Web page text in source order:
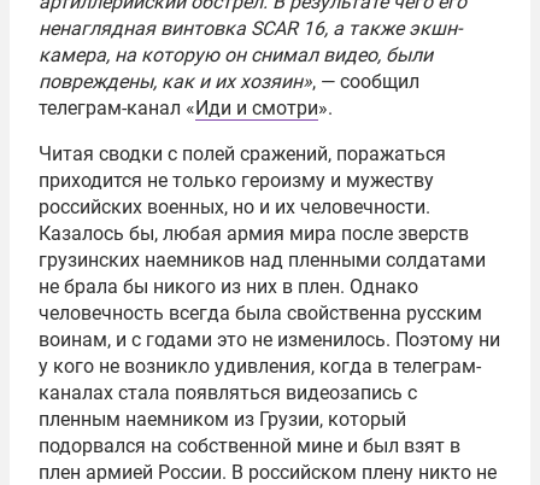
ненаглядная винтовка SCAR 16, а также экшн-
камера, на которую он снимал видео, были
повреждены, как и их хозяин», — сообщил
телеграм-канал «Иди и смотри».
Читая сводки с полей сражений, поражаться
приходится не только героизму и мужеству
российских военных, но и их человечности.
Казалось бы, любая армия мира после зверств
грузинских наемников над пленными солдатами
не брала бы никого из них в плен. Однако
человечность всегда была свойственна русским
воинам, и с годами это не изменилось. Поэтому ни
у кого не возникло удивления, когда в телеграм-
каналах стала появляться видеозапись с
пленным наемником из Грузии, который
подорвался на собственной мине и был взят в
плен армией России. В российском плену никто не